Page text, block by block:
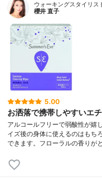
ウォーキングスタイリ
櫻井 直子
5.00
お洒落で携帯しやすいエ
アルコールフリーで弱酸性が嬉
イズ後の身体に使えるのはもち
できます。フローラルの香りが